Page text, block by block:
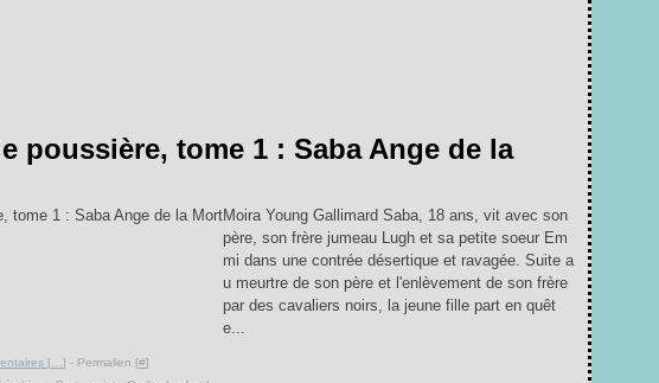
poussière, tome 1 : Saba Ange de la
Moira Young Gallimard Saba, 18 ans, vit avec son
père, son frère jumeau Lugh et sa petite soeur Em
mi dans une contrée désertique et ravagée. Suite a
u meurtre de son père et l'enlèvement de son frère
par des cavaliers noirs, la jeune fille part en quêt
e...
[ ] - Permalien [#]